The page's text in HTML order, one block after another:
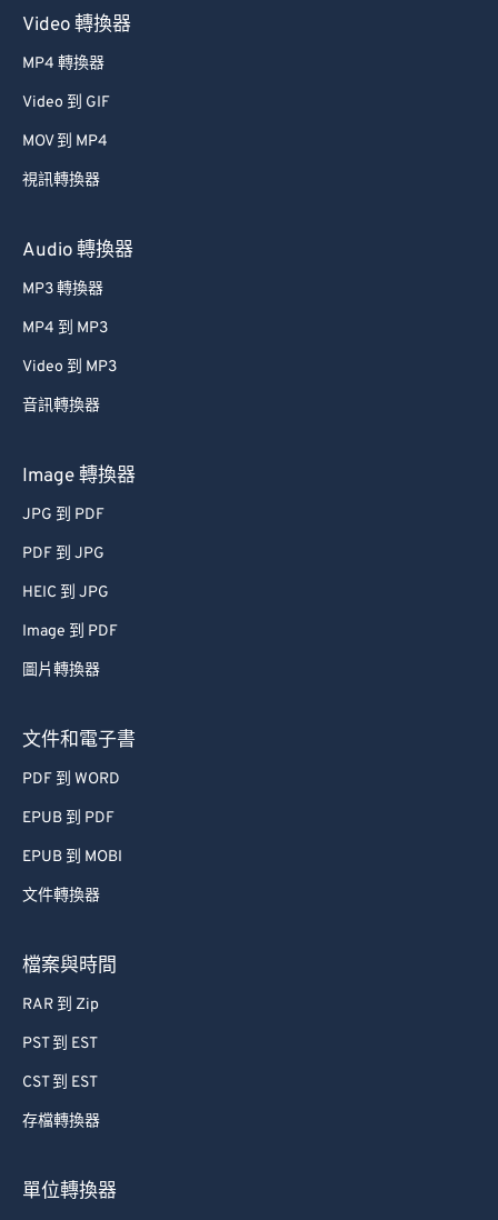
Video 轉換器
MP4 轉換器
Video 到 GIF
MOV 到 MP4
視訊轉換器
Audio 轉換器
MP3 轉換器
MP4 到 MP3
Video 到 MP3
音訊轉換器
Image 轉換器
JPG 到 PDF
PDF 到 JPG
HEIC 到 JPG
Image 到 PDF
圖片轉換器
文件和電子書
PDF 到 WORD
EPUB 到 PDF
EPUB 到 MOBI
文件轉換器
檔案與時間
RAR 到 Zip
PST 到 EST
CST 到 EST
存檔轉換器
單位轉換器